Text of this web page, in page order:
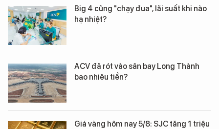
Big 4 cũng "chạy đua", lãi suất khi nào
hạ nhiệt?
ACV đã rót vào sân bay Long Thành
bao nhiêu tiền?
Giá vàng hôm nay 5/8: SJC tăng 1 triệu